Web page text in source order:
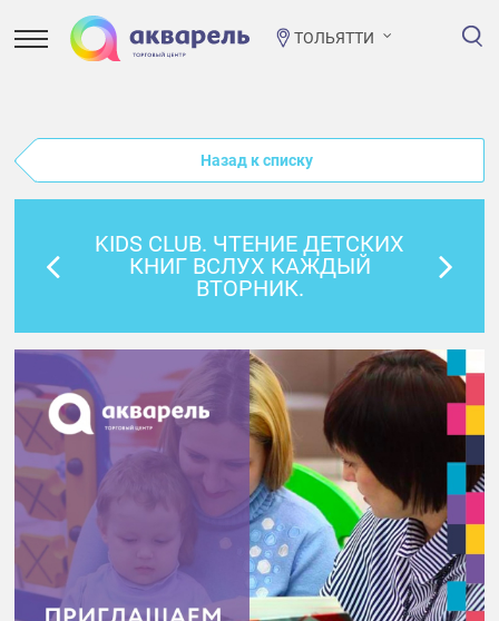
ТОЛЬЯТТИ
Назад к списку
KIDS CLUB. ЧТЕНИЕ ДЕТСКИХ
КНИГ ВСЛУХ КАЖДЫЙ
ВТОРНИК.